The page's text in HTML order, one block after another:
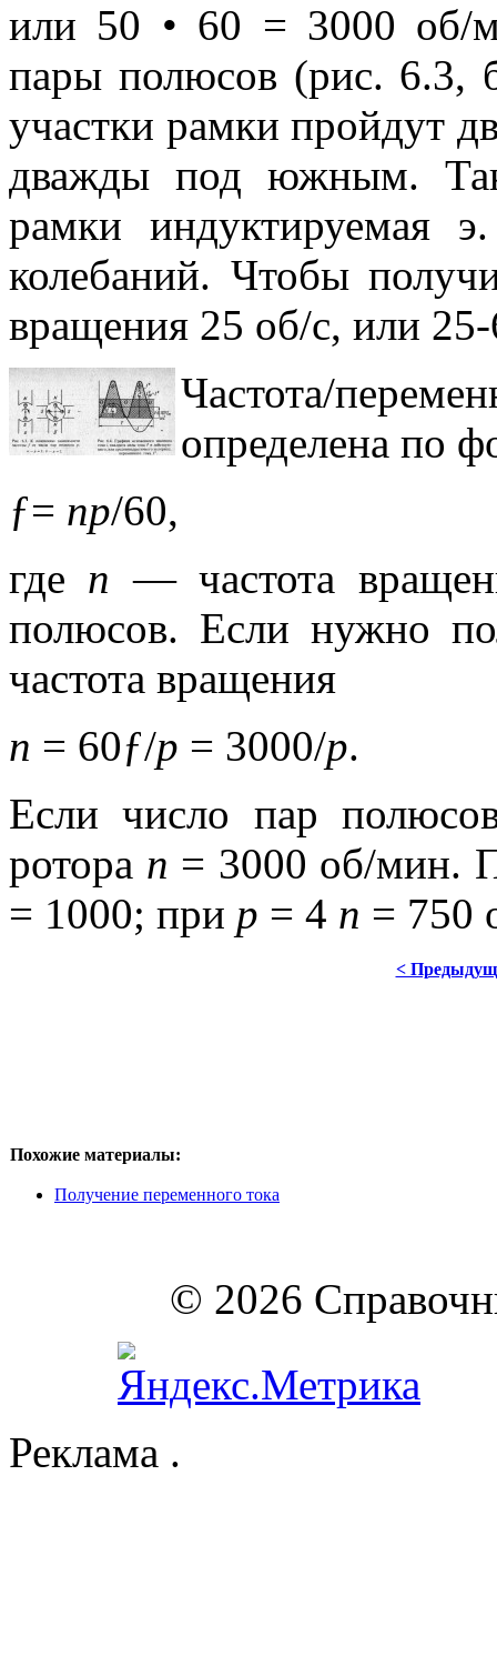
или 50 • 60 = 3000 об/
пары полюсов (рис. 6.3,
участки рамки пройдут
дважды под южным.
рамки индуктируемая
колебаний. Чтобы
вращения 25 об/с, или
Частота/
определена по
ƒ= np/60,
где n — частота
полюсов. Если нужно
частота вращения
п = 60ƒ/p = 3000/p.
Если число пар
ротора n = 3000 об/мин.
= 1000; при р = 4 n = 750
<
Похожие материалы:
Получение переменного тока
© 2026
Реклама .